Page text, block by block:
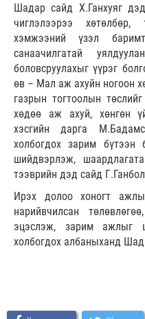
Шадар сайд Х.Ганхуяг
чиглэлээрээ хөтөлбөр,
хэмжээний үзэл
санаачилгатай
боловсруулахыг үүрэг
өв – Мал аж ахуйн ногоон
газрын тогтоолын
хөдөө аж ахуй, хөнгөн
хэсгийн дарга
холбогдох зарим бүтээн
шийдвэрлэж,
тээврийн дэд сайд
Ирэх долоо хоногт
нарийвчилсан
эцэслэж, зарим ажлыг
холбогдох албаныханд